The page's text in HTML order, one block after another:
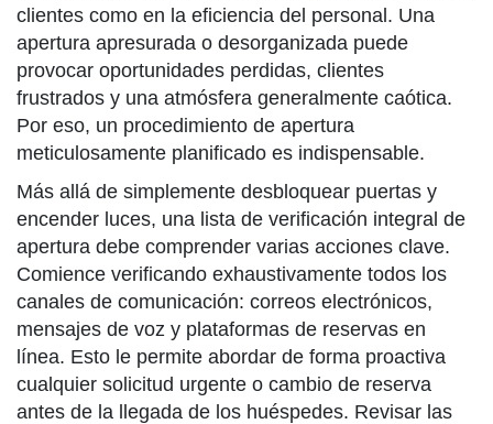
clientes como en la eficiencia del personal. Una
apertura apresurada o desorganizada puede
provocar oportunidades perdidas, clientes
frustrados y una atmósfera generalmente caótica.
Por eso, un procedimiento de apertura
meticulosamente planificado es indispensable.
Más allá de simplemente desbloquear puertas y
encender luces, una lista de verificación integral de
apertura debe comprender varias acciones clave.
Comience verificando exhaustivamente todos los
canales de comunicación: correos electrónicos,
mensajes de voz y plataformas de reservas en
línea. Esto le permite abordar de forma proactiva
cualquier solicitud urgente o cambio de reserva
antes de la llegada de los huéspedes. Revisar las